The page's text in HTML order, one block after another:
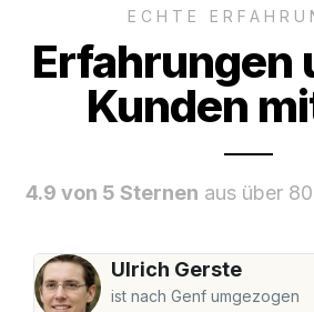
ECHTE
Erfahrungen
Kunden
4.9 von 5 Sternen aus über
Ulrich Gerste
ist nach Genf umgezogen